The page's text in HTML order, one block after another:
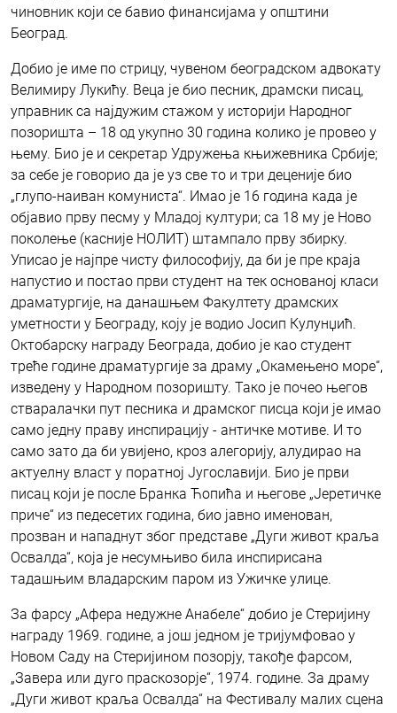
чиновник који се бавио финансијама у општини
Београд.
Добио је име по стрицу, чувеном београдском адвокату
Велимиру Лукићу. Веца је био песник, драмски писац,
управник са најдужим стажом у историји Народног
позоришта – 18 од укупно 30 година колико је провео у
њему. Био је и секретар Удружења књижевника Србије;
за себе је говорио да је уз све то и три деценије био
„глупо-наиван комуниста“. Имао је 16 година када је
објавио прву песму у Младој култури; са 18 му је Ново
поколење (касније НОЛИТ) штампало прву збирку.
Уписао је најпре чисту философију, да би је пре краја
напустио и постао први студент на тек основаној класи
драматургије, на данашњем Факултету драмских
уметности у Београду, коју је водио Јосип Кулунџић.
Октобарску награду Београда, добио је као студент
треће године драматургије за драму „Окамењено море“,
изведену у Народном позоришту. Тако је почео његов
стваралачки пут песника и драмског писца који је имао
само једну праву инспирацију - античке мотиве. И то
само зато да би увијено, кроз алегорију, алудирао на
актуелну власт у поратној Југославији. Био је први
писац који је после Бранка Ћопића и његове „Јеретичке
приче“ из педесетих година, био јавно именован,
прозван и нападнут због представе „Дуги живот краља
Освалда“, која је несумњиво била инспирисана
тадашњим владарским паром из Ужичке улице.
За фарсу „Афера недужне Анабеле“ добио је Стеријину
награду 1969. године, а још једном је тријумфовао у
Новом Саду на Стеријином позорју, такође фарсом,
„Завера или дуго праскозорје“, 1974. године. За драму
„Дуги живот краља Освалда“ на Фестивалу малих сцена